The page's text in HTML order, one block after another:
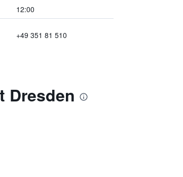
12:00
+49 351 81 510
Dresden